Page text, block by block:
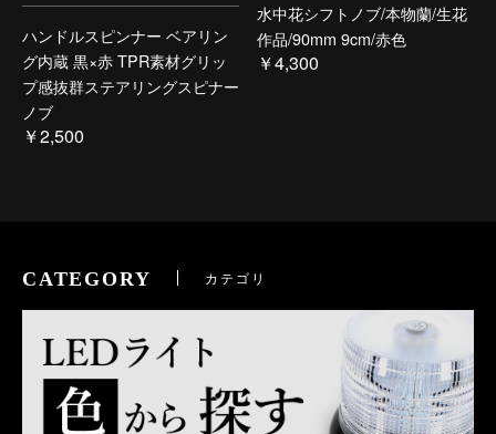
ハンドルスピンナー ベアリン
グ内蔵 黒×赤 TPR素材グリッ
プ感抜群ステアリングスピナー
ノブ
￥2,500
水中花シフトノブ/本物蘭/生花
作品/90mm 9cm/赤色
￥4,300
CATEGORY カテゴリ